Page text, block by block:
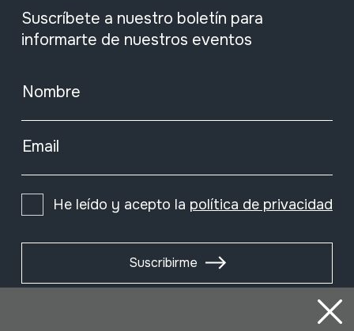
Suscríbete a nuestro boletín para
informarte de nuestros eventos
Nombre
Email
He leído y acepto la política de privacidad
Suscribirme